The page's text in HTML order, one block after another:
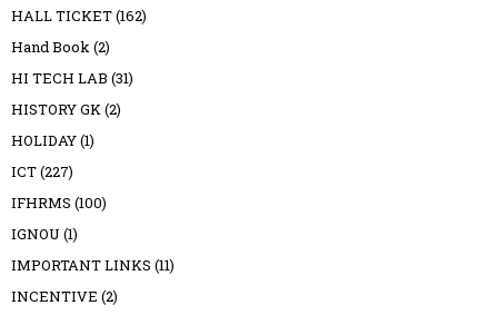
HALL TICKET(162)
Hand Book(2)
HI TECH LAB (31)
HISTORY GK(2)
HOLIDAY(1)
ICT(227)
IFHRMS (100)
IGNOU (1)
IMPORTANT LINKS (11)
INCENTIVE (2)